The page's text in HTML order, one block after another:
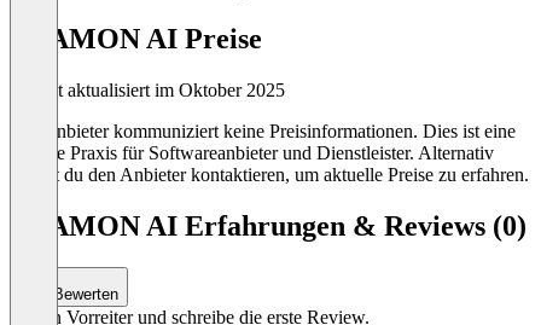
BEAMON AI Preise
Zuletzt aktualisiert im Oktober 2025
Der Anbieter kommuniziert keine Preisinformationen. Dies ist eine
übliche Praxis für Softwareanbieter und Dienstleister. Alternativ
kannst du den Anbieter kontaktieren, um aktuelle Preise zu erfahren.
BEAMON AI Erfahrungen & Reviews (0)
Bewerten
Sei ein Vorreiter und schreibe die erste Review.